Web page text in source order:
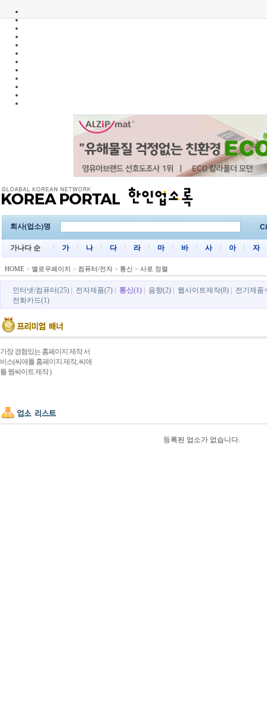
회사(업소)명
가나다 순 가 나 다 라 마 바 사 아 자
HOME > 옐로우페이지 > 컴퓨터/전자 > 통신 > 사로 정렬
인터넷/컴퓨터(25) 전자제품(7) 통신(1) 음향(2) 웹사이트제작(8)
전기제품
전화카드(1)
가장 경험있는 홈페이지 제작 서
비스(씨애틀 홈페이지 제작, 씨애
틀 웹싸이트 제작 )
등록된 업소가 없습니다.